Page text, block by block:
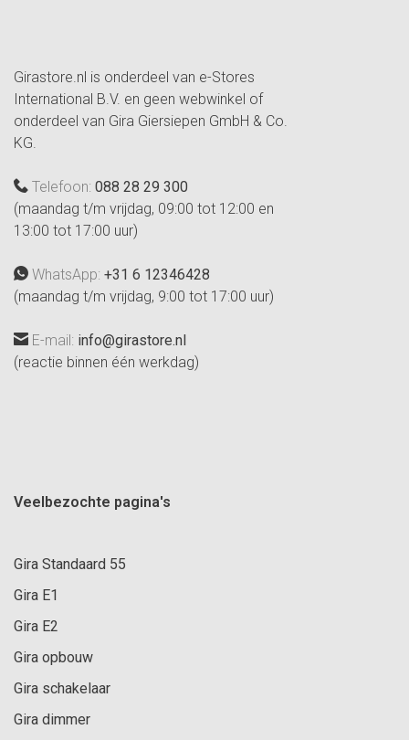
Girastore.nl is onderdeel van e-Stores
International B.V. en geen webwinkel of
onderdeel van Gira Giersiepen GmbH & Co.
KG.
Telefoon: 088 28 29 300
(maandag t/m vrijdag, 09:00 tot 12:00 en
13:00 tot 17:00 uur)
WhatsApp: +31 6 12346428
(maandag t/m vrijdag, 9:00 tot 17:00 uur)
E-mail: info@girastore.nl
(reactie binnen één werkdag)
Veelbezochte pagina's
Gira Standaard 55
Gira E1
Gira E2
Gira opbouw
Gira schakelaar
Gira dimmer